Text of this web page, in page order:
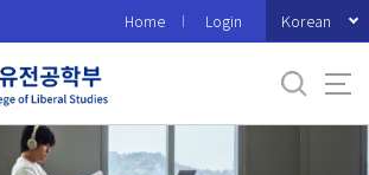
Home Login Korean